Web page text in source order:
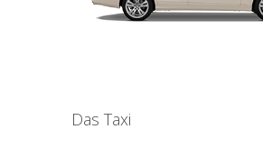
Das Taxi